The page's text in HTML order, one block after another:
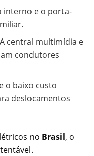
interno e o porta-
central multimídia e
condutores
o baixo custo
deslocamentos
no Brasil, o